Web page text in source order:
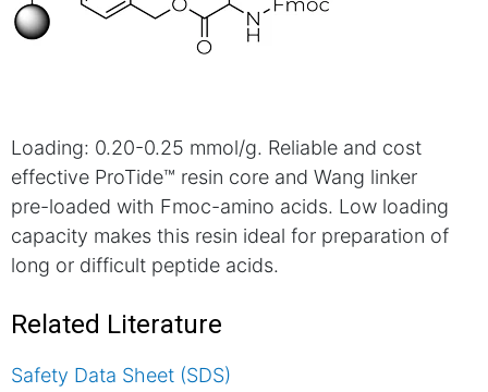
Loading: 0.20-0.25 mmol/g. Reliable and cost
effective ProTide™ resin core and Wang linker
pre-loaded with Fmoc-amino acids. Low loading
capacity makes this resin ideal for preparation of
long or difficult peptide acids.
Related Literature
Safety Data Sheet (SDS)